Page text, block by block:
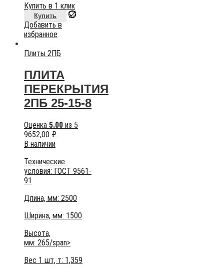
Купить в 1 клик
Купить
Добавить в
избранное
Плиты 2ПБ
ПЛИТА
ПЕРЕКРЫТИЯ
2ПБ 25-15-8
Оценка 5.00 из 5
9652,00 ₽
В наличии
Технические
условия: ГОСТ 9561-
91
Длина, мм: 2500
Ширина, мм: 1500
Высота,
мм: 265/span>
Вес 1 шт, т: 1,359